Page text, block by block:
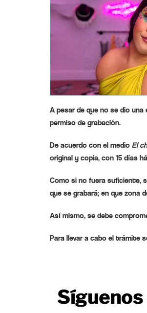
A pesar de que no se dio
permiso de grabación.
De acuerdo con el medio El
original y copia, con 15 días
Como si no fuera suficiente,
que se grabará; en que zona
Así mismo, se debe
Para llevar a cabo el trámite